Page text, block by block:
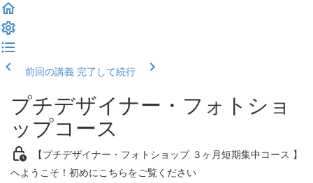
前回の講義 完了して続行
プチデザイナー・フォトショ
ップコース
【プチデザイナー・フォトショップ ３ヶ月短期集中コース 】
へようこそ！初めにこちらをご覧ください